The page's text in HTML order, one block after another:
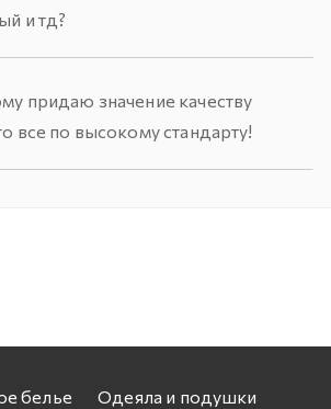
и тд?
придаю значение качеству
все по высокому стандарту!
белье
Одеяла и подушки